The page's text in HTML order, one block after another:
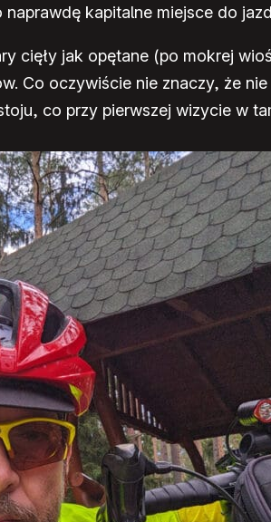
naprawdę kapitalne miejsce do
cięły jak opętane (po mokrej
Co oczywiście nie znaczy, że
co przy pierwszej wizycie w